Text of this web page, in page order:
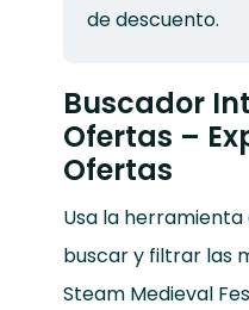
de descuento.
Buscador
Ofertas –
Ofertas
Usa la
buscar y filtrar las
Steam Medieval